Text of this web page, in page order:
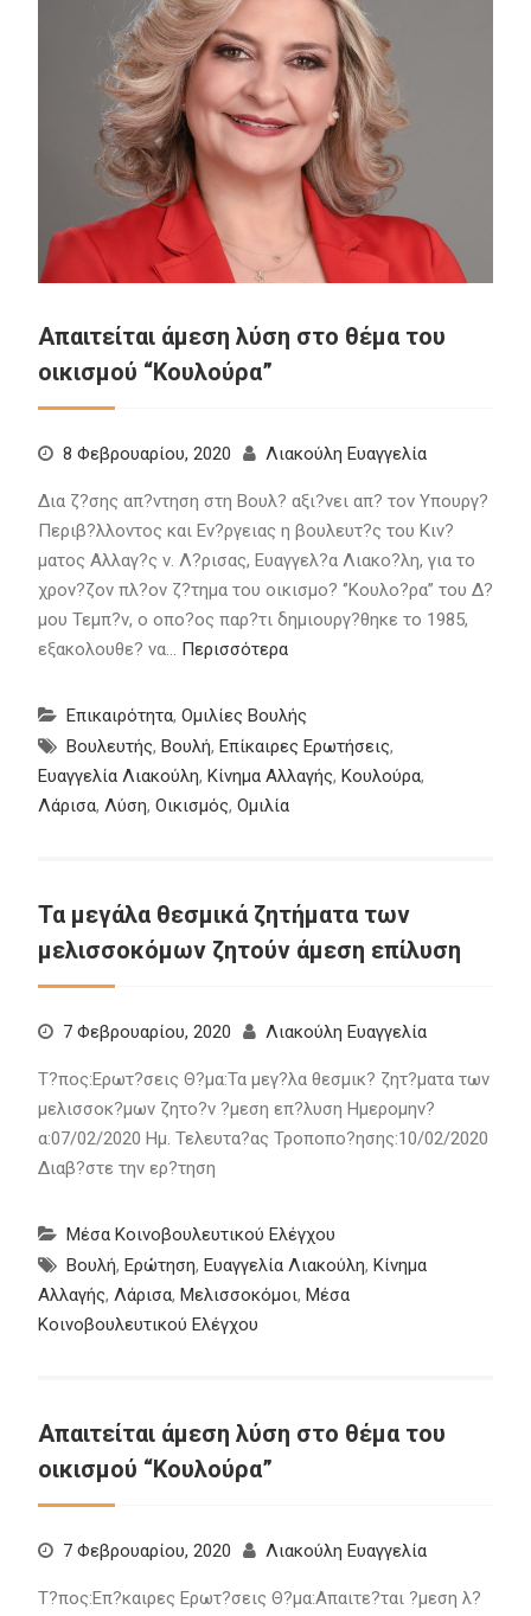
Απαιτείται άμεση λύση στο θέμα του
οικισμού “Κουλούρα”
8 Φεβρουαρίου, 2020 Λιακούλη Ευαγγελία
Δια ζ?σης απ?ντηση στη Βουλ? αξι?νει απ? τον Υπουργ?
Περιβ?λλοντος και Εν?ργειας η βουλευτ?ς του Κιν?
ματος Αλλαγ?ς ν. Λ?ρισας, Ευαγγελ?α Λιακο?λη, για το
χρον?ζον πλ?ον ζ?τημα του οικισμο? ‘’Κουλο?ρα” του Δ?
μου Τεμπ?ν, ο οπο?ος παρ?τι δημιουργ?θηκε το 1985,
εξακολουθε? να… Περισσότερα
Επικαιρότητα, Ομιλίες Βουλής
Βουλευτής, Βουλή, Επίκαιρες Ερωτήσεις,
Ευαγγελία Λιακούλη, Κίνημα Αλλαγής, Κουλούρα,
Λάρισα, Λύση, Οικισμός, Ομιλία
Τα μεγάλα θεσμικά ζητήματα των
μελισσοκόμων ζητούν άμεση επίλυση
7 Φεβρουαρίου, 2020 Λιακούλη Ευαγγελία
Τ?πος:Ερωτ?σεις Θ?μα:Τα μεγ?λα θεσμικ? ζητ?ματα των
μελισσοκ?μων ζητο?ν ?μεση επ?λυση Ημερομην?
α:07/02/2020 Ημ. Τελευτα?ας Τροποπο?ησης:10/02/2020
Διαβ?στε την ερ?τηση
Μέσα Κοινοβουλευτικού Ελέγχου
Βουλή, Ερώτηση, Ευαγγελία Λιακούλη, Κίνημα
Αλλαγής, Λάρισα, Μελισσοκόμοι, Μέσα
Κοινοβουλευτικού Ελέγχου
Απαιτείται άμεση λύση στο θέμα του
οικισμού “Κουλούρα”
7 Φεβρουαρίου, 2020 Λιακούλη Ευαγγελία
Τ?πος:Επ?καιρες Ερωτ?σεις Θ?μα:Απαιτε?ται ?μεση λ?